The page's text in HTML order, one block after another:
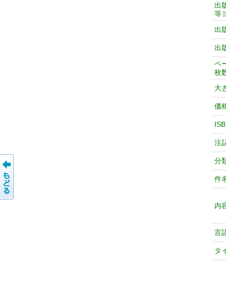
出
等
出
出
ペ
枚
大
価
注
分
件
内
言
タ